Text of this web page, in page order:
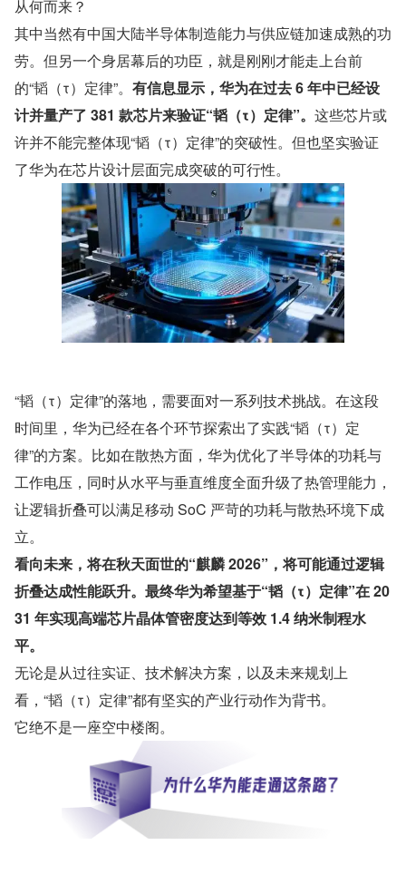
从何而来？
其中当然有中国大陆半导体制造能力与供应链加速成熟的功
劳。但另一个身居幕后的功臣，就是刚刚才能走上台前
的“韬（τ）定律”。 有信息显示，华为在过去 6 年中已经设
计并量产了 381 款芯片来验证“韬（τ）定律”。 这些芯片或
许并不能完整体现“韬（τ）定律”的突破性。但也坚实验证
了华为在芯片设计层面完成突破的可行性。
“韬（τ）定律”的落地，需要面对一系列技术挑战。在这段
时间里，华为已经在各个环节探索出了实践“韬（τ）定
律”的方案。比如在散热方面，华为优化了半导体的功耗与
工作电压，同时从水平与垂直维度全面升级了热管理能力，
让逻辑折叠可以满足移动 SoC 严苛的功耗与散热环境下成
立。
看向未来，将在秋天面世的“麒麟 2026”，将可能通过逻辑
折叠达成性能跃升。最终华为希望基于“韬（τ）定律”在 20
31 年实现高端芯片晶体管密度达到等效 1.4 纳米制程水
平。
无论是从过往实证、技术解决方案，以及未来规划上
看，“韬（τ）定律”都有坚实的产业行动作为背书。
它绝不是一座空中楼阁。